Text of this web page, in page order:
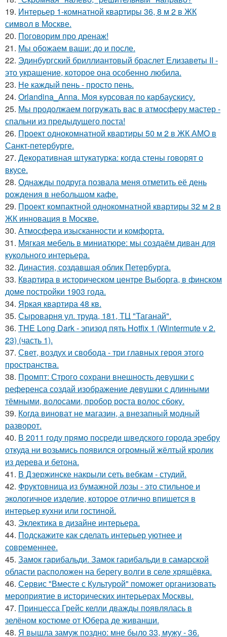
19. Интерьер 1-комнатной квартиры 36, 8 м 2 в ЖК
символ в Москве.
20. Поговорим про дренаж!
21. Мы обожаем ваши: до и после.
22. Эдинбургский бриллиантовый браслет Елизаветы II -
это украшение, которое она особенно любила.
23. Не каждый пень - просто пень.
24. Orlandina_Anna. Моя курсовая по карбаускису.
25. Мы продолжаем погружать вас в атмосферу мастер -
спальни из предыдущего поста!
26. Проект однокомнатной квартиры 50 м 2 в ЖК АМО в
Санкт-петербурге.
27. Декоративная штукатурка: когда стены говорят о
вкусе.
28. Однажды подруга позвала меня отметить её день
рождения в небольшом кафе.
29. Проект компактной однокомнатной квартиры 32 м 2 в
ЖК инновация в Москве.
30. Атмосфера изысканности и комфорта.
31. Мягкая мебель в миниатюре: мы создаём диван для
кукольного интерьера.
32. Династия, создавшая облик Петербурга.
33. Квартира в историческом центре Выборга, в финском
доме постройки 1903 года.
34. Яркая квартира 48 кв.
35. Сыроварня ул. труда, 181, ТЦ "Таганай".
36. THE Long Dark - эпизод пять Hotfix 1 (Wintermute v 2.
23) (часть 1).
37. Свет, воздух и свобода - три главных героя этого
пространства.
38. Промпт: Строго сохрани внешность девушки с
референса создай изображение девушки с длинными
тёмными, волосами, пробор роста волос сбоку.
39. Когда виноват не магазин, а внезапный модный
разворот.
40. В 2011 году прямо посреди шведского города эребру
откуда ни возьмись появился огромный жёлтый кролик
из дерева и бетона.
41. В Дзержинске накрыли сеть вебкам - студий.
42. Фруктовница из бумажной лозы - это стильное и
экологичное изделие, которое отлично впишется в
интерьер кухни или гостиной.
43. Эклектика в дизайне интерьера.
44. Подскажите как сделать интерьер уютнее и
современнее.
45. Замок гарибальди. Замок гарибальди в самарской
области расположен на берегу волги в селе хрящёвка.
46. Сервис "Вместе с Культурой" поможет организовать
мероприятие в исторических интерьерах Москвы.
47. Принцесса Грейс келли дважды появлялась в
зелёном костюме от Юбера де живанши.
48. Я вышла замуж поздно: мне было 33, мужу - 36.